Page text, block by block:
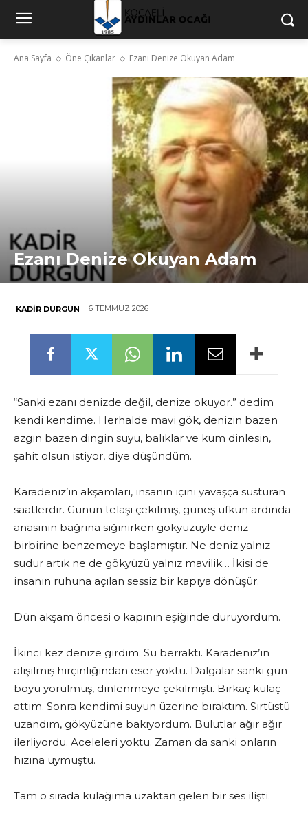
Ana Sayfa Öne Çıkanlar Ezanı Denize Okuyan Adam
Ezanı Denize Okuyan Adam
KADIR DURGUN 6 TEMMUZ 2026
“Sanki ezanı denizde değil, denize okuyor.” dedim
kendi kendime. Herhalde mavi gök, denizin bazen
azgın bazen dingin suyu, balıklar ve kum dinlesin,
şahit olsun istiyor, diye düşündüm.
Karadeniz’in akşamları, insanın içini yavaşça susturan
saatlerdir. Günün telaşı çekilmiş, güneş ufkun ardında
anasının bağrına sığınırken gökyüzüyle deniz
birbirine benzemeye başlamıştır. Ne deniz yalnız
sudur artık ne de gökyüzü yalnız mavilik… İkisi de
insanın ruhuna açılan sessiz bir kapıya dönüşür.
Dün akşam öncesi o kapının eşiğinde duruyordum.
İkinci kez denize girdim. Su berraktı. Karadeniz’in
alışılmış hırçınlığından eser yoktu. Dalgalar sanki gün
boyu yorulmuş, dinlenmeye çekilmişti. Birkaç kulaç
attım. Sonra kendimi suyun üzerine bıraktım. Sırtüstü
uzandım, gökyüzüne bakıyordum. Bulutlar ağır ağır
ilerliyordu. Aceleleri yoktu. Zaman da sanki onların
hızına uymuştu.
Tam o sırada kulağıma uzaktan gelen bir ses ilişti.